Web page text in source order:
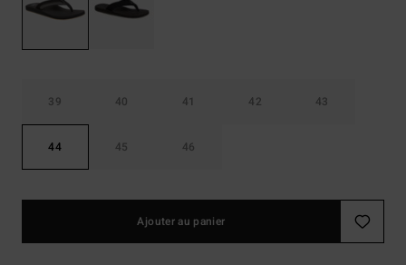
39 40 41 42 43
44 45 46
Ajouter au panier